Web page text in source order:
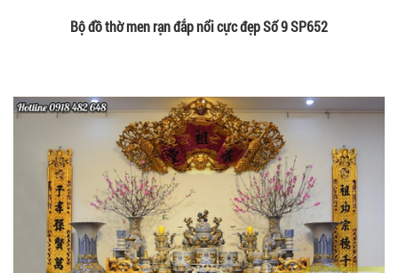
Bộ đồ thờ men rạn đắp nổi cực đẹp Số 9 SP652